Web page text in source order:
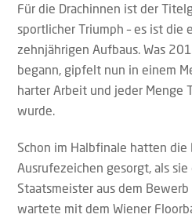
Für die Drachinnen ist der
sportlicher Triumph – es ist die
zehnjährigen Aufbaus. Was
begann, gipfelt nun in einem
harter Arbeit und jeder Menge
wurde.
Schon im Halbfinale hatten die
Ausrufezeichen gesorgt, als
Staatsmeister aus dem
wartete mit dem Wiener